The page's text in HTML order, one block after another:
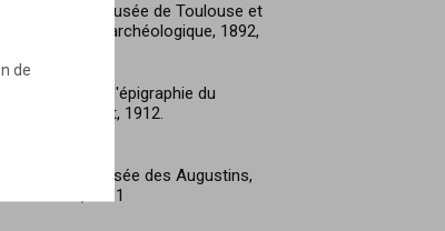
romans du Musée de Toulouse et
Revue archéologique, 1892,
sculpture et d'épigraphie du
impr. Privat, 1912.
du musée des Augustins,
nationaux, 1961
de